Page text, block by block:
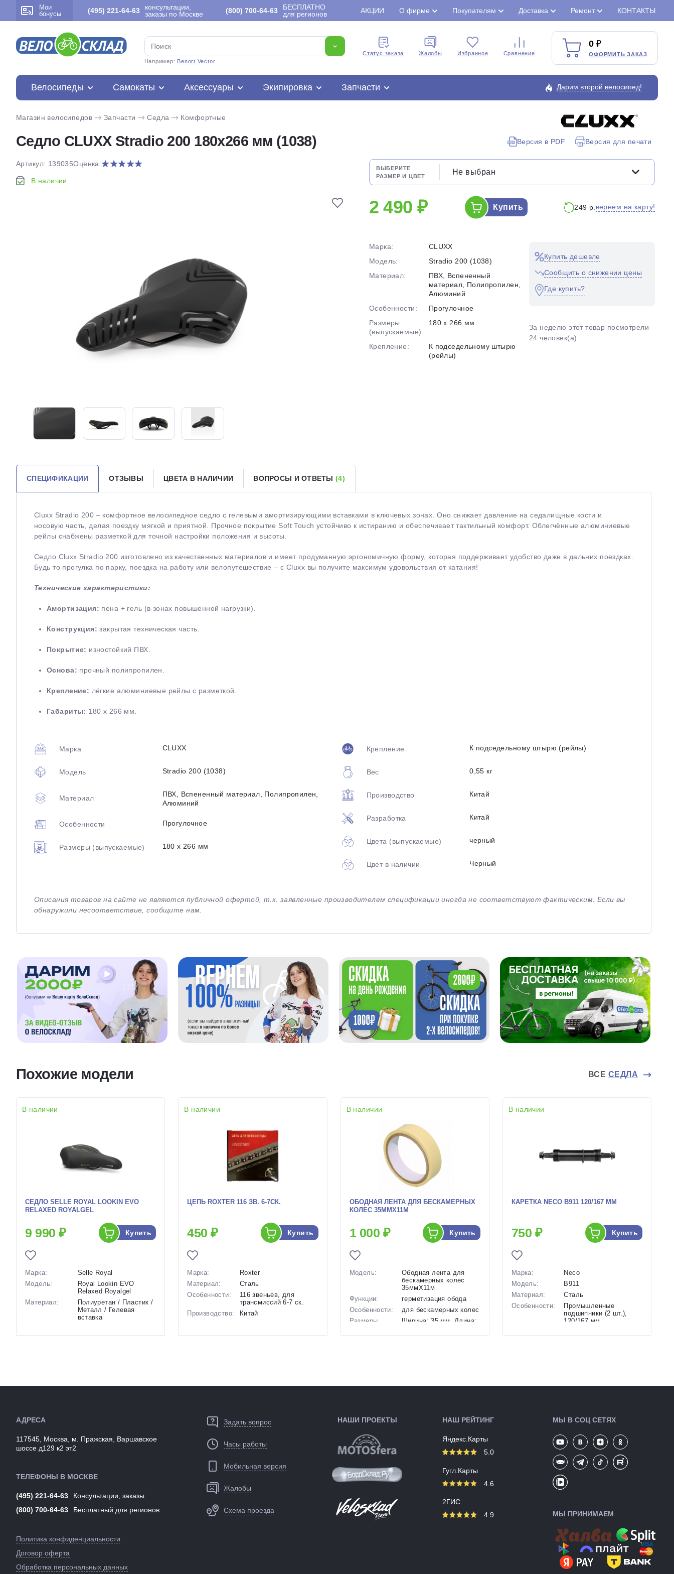
Мои
бонусы
(495) 221-64-63
консультации,
заказы по Москве
(800) 700-64-63
БЕСПЛАТНО
для регионов
АКЦИИ О фирме Покупателям Доставка Ремонт КОНТАКТЫ
Например: Benort Vector
Cтатус заказа Жалобы Избранное Сравнение
0
ОФОРМИТЬ ЗАКАЗ
Велосипеды Самокаты Аксессуары Экипировка Запчасти Дарим второй велосипед!
Магазин велосипедов Запчасти Седла Комфортные
Седло CLUXX Stradio 200 180х266 мм (1038) Версия в PDF Версия для печати
Артикул: 139035Оценка:
В наличии
ВЫБЕРИТЕ
РАЗМЕР И ЦВЕТ
Не выбран
2 490 ₽ Купить 249 р. вернем на карту!
Марка:
CLUXX
Модель:
Stradio 200 (1038)
Материал:
ПВХ, Вспененный
материал, Полипропилен,
Алюминий
Особенности:
Прогулочное
Размеры
(выпускаемые):
180 х 266 мм
Крепление:
К подседельному штырю
(рейлы)
Купить дешевле
Сообщить о снижении цены
Где купить?
За неделю этот товар посмотрели
24 человек(а)
СПЕЦИФИКАЦИИ ОТЗЫВЫ ЦВЕТА В НАЛИЧИИ ВОПРОСЫ И ОТВЕТЫ(4)
Cluxx Stradio 200 – комфортное велосипедное седло с гелевыми амортизирующими вставками в ключевых зонах. Оно снижает давление на седалищные кости и
носовую часть, делая поездку мягкой и приятной. Прочное покрытие Soft Touch устойчиво к истиранию и обеспечивает тактильный комфорт. Облегчённые алюминиевые
рейлы снабжены разметкой для точной настройки положения и высоты.
Седло Cluxx Stradio 200 изготовлено из качественных материалов и имеет продуманную эргономичную форму, которая поддерживает удобство даже в дальних поездках.
Будь то прогулка по парку, поездка на работу или велопутешествие – с Cluxx вы получите максимум удовольствия от катания!
Технические характеристики:
Амортизация: пена + гель (в зонах повышенной нагрузки).
Конструкция: закрытая техническая часть.
Покрытие: изностойкий ПВХ.
Основа: прочный полипропилен.
Крепление: лёгкие алюминиевые рейлы с разметкой.
Габариты: 180 х 266 мм.
Марка CLUXX
Модель Stradio 200 (1038)
Материал
ПВХ, Вспененный материал, Полипропилен,
Алюминий
Особенности Прогулочное
Размеры (выпускаемые) 180 х 266 мм
Крепление К подседельному штырю (рейлы)
Вес 0,55 кг
Производство Китай
Разработка Китай
Цвета (выпускаемые) черный
Цвет в наличии Черный
Описания товаров на сайте не являются публичной офертой, т.к. заявленные производителем спецификации иногда не соответствуют фактическим. Если вы
обнаружили несоответствие, сообщите нам.
Похожие модели ВСЕ СЕДЛА
В наличии
СЕДЛО SELLE ROYAL LOOKIN EVO
RELAXED ROYALGEL
9 990 ₽ Купить
Марка:
Selle Royal
Модель:
Royal Lookin EVO
Relaxed Royalgel
Материал:
Полиуретан / Пластик /
Металл / Гелевая
вставка
(выпускаемые):
В наличии
ЦЕПЬ ROXTER 116 ЗВ. 6-7СК.
450 ₽ Купить
Марка:
Roxter
Материал:
Сталь
Особенности:
116 звеньев, для
трансмиссий 6-7 ск.
Производство:
Китай
В наличии
ОБОДНАЯ ЛЕНТА ДЛЯ БЕСКАМЕРНЫХ
КОЛЕС 35ММX11М
1 000 ₽ Купить
Модель:
Ободная лента для
бескамерных колес
35ммX11м
Функции:
герметизация обода
Особенности:
для бескамерных колес
Размеры
Ширина: 35 мм. Длина:
В наличии
КАРЕТКА NECO B911 120/167 ММ
750 ₽ Купить
Марка:
Neco
Модель:
B911
Материал:
Сталь
Особенности:
Промышленные
подшипники (2 шт.),
120/167 мм
АДРЕСА
117545, Москва, м. Пражская, Варшавское
шоссе д129 к2 эт2
ТЕЛЕФОНЫ В МОСКВЕ
(495) 221-64-63
Консультации, заказы
(800) 700-64-63
Бесплатный для регионов
Политика конфиденциальности
Договор оферта
Обработка персональных данных
Задать вопрос
Часы работы
Мобильная версия
Жалобы
Схема проезда
НАШИ ПРОЕКТЫ НАШ РЕЙТИНГ
Яндекс.Карты
5.0
Гугл.Карты
4.6
2ГИС
4.9
МЫ В СОЦ СЕТЯХ
МЫ ПРИНИМАЕМ
Закрыть
без переплат
Сегодня
%
Оставшиеся 75% будутсписываться
с вашей картыпо25%каждые 2 недели
раз в 2 недели